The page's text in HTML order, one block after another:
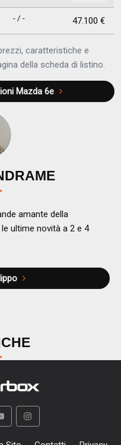
- / - 47.100 €
caratteristiche e
della scheda di listino.
Mazda 6e
amante della
ultime novità a 2 e 4